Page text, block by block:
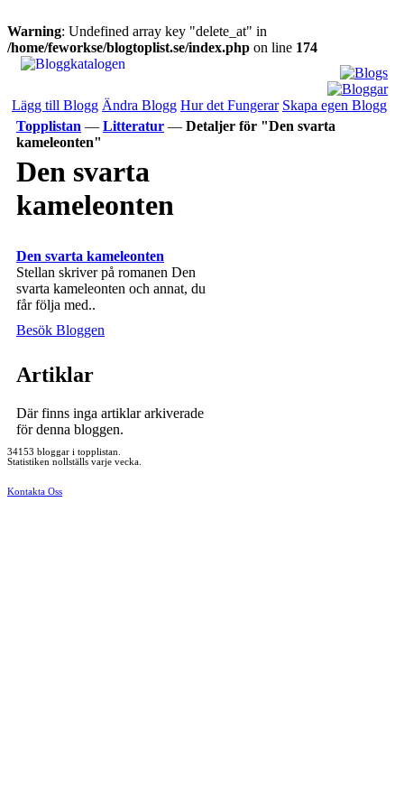
Warning: Undefined array key "delete_at" in
/home/feworkse/blogtoplist.se/index.php on line 174
Lägg till Blogg Ändra Blogg Hur det Fungerar Skapa egen Blogg
Topplistan — Litteratur — Detaljer för "Den svarta
kameleonten"
Den svarta
kameleonten
Den svarta kameleonten
Stellan skriver på romanen Den
svarta kameleonten och annat, du
får följa med..
Besök Bloggen
Artiklar
Där finns inga artiklar arkiverade
för denna bloggen.
34153 bloggar i topplistan.
Statistiken nollställs varje vecka.
Kontakta Oss